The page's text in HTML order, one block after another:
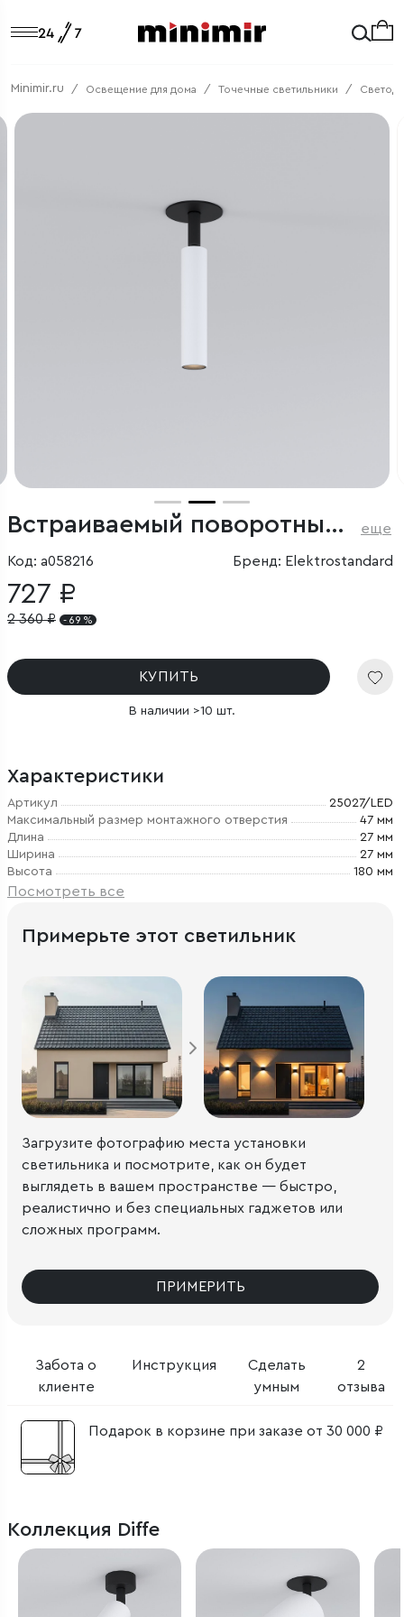
Minimir.ru Освещение для дома Точечные светильники
Встраиваемый поворотный светодиодный светильник Diffe еще
Код: a058216 Бренд: Elektrostandard
727 ₽
2 360₽ - 69 %
КУПИТЬ
В наличии >10 шт.
Характеристики
Артикул
25027/LED
Максимальный размер монтажного отверстия
47 мм
Длина
27 мм
Ширина
27 мм
Высота
180 мм
Посмотреть все
Забота о
клиенте
Инструкция
Сделать
умным
2
отзыва
Подарок в корзине при заказе от 30 000 ₽
Примерьте этот светильник
Загрузите фотографию места установки
светильника и посмотрите, как он будет
выглядеть в вашем пространстве — быстро,
реалистично и без специальных гаджетов или
сложных программ.
ПРИМЕРИТЬ
Коллекция Diffe